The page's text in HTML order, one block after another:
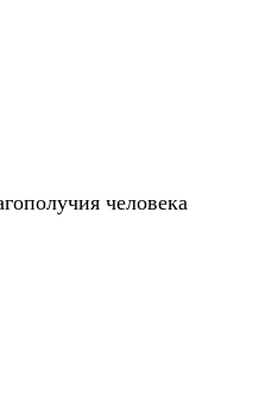
человека